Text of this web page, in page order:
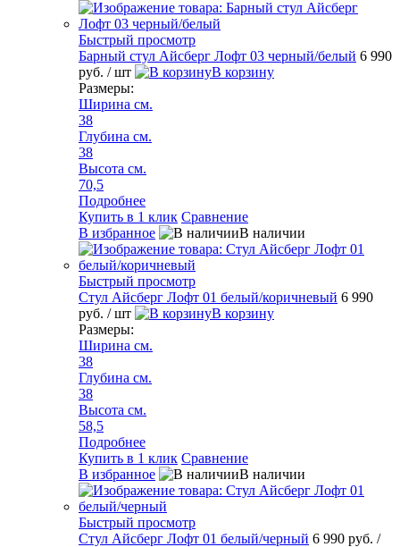
Быстрый просмотр
Барный стул Айсберг Лофт 03 черный/белый 6 990
руб. / шт
В корзину
Размеры:
Ширина см.
38
Глубина см.
38
Высота см.
70,5
Подробнее
Купить в 1 клик Сравнение
В избранное
В наличии
Быстрый просмотр
Стул Айсберг Лофт 01 белый/коричневый 6 990
руб. / шт
В корзину
Размеры:
Ширина см.
38
Глубина см.
38
Высота см.
58,5
Подробнее
Купить в 1 клик Сравнение
В избранное
В наличии
Быстрый просмотр
Стул Айсберг Лофт 01 белый/черный 6 990 руб. /